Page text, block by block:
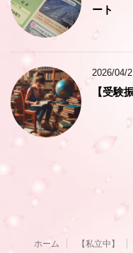
ート
2026/04/
【受験
ホーム 【私立中】